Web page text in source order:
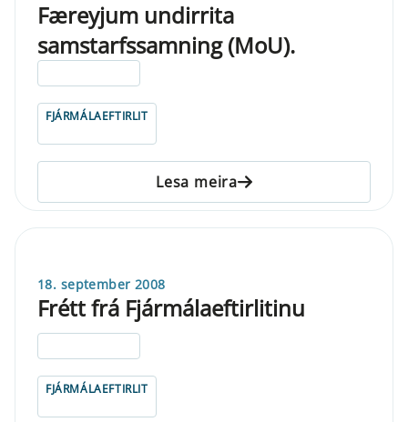
Færeyjum undirrita
samstarfssamning (MoU).
FJÁRMÁLAEFTIRLIT
Lesa meira
18. september 2008
Frétt frá Fjármálaeftirlitinu
FJÁRMÁLAEFTIRLIT